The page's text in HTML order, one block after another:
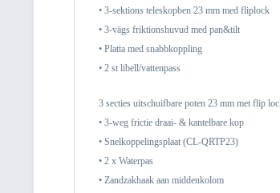
• 3-sektions teleskopben 23 mm med fliplock
• 3-vägs friktionshuvud med pan&tilt
• Platta med snabbkoppling
• 2 st libell/vattenpass
3 secties uitschuifbare poten 23 mm met flip
• 3-weg frictie draai- & kantelbare kop
• Snelkoppelingsplaat (CL-QRTP23)
• 2 x Waterpas
• Zandzakhaak aan middenkolom